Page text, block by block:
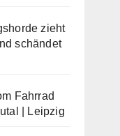
zieht
schändet
Fahrrad
| Leipzig